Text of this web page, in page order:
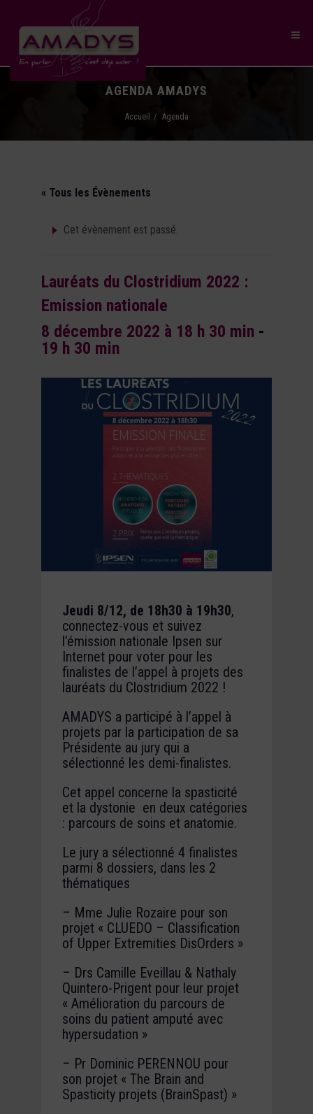
AGENDA AMADYS
Accueil Agenda
« Tous les Évènements
Cet évènement est passé.
Lauréats du Clostridium 2022 :
Emission nationale
8 décembre 2022 à 18 h 30 min -
19 h 30 min
Jeudi 8/12, de 18h30 à 19h30,
connectez-vous et suivez
l’émission nationale Ipsen sur
Internet pour voter pour les
finalistes de l’appel à projets des
lauréats du Clostridium 2022 !
AMADYS a participé à l’appel à
projets par la participation de sa
Présidente au jury qui a
sélectionné les demi-finalistes.
Cet appel concerne la spasticité
et la dystonie en deux catégories
: parcours de soins et anatomie.
Le jury a sélectionné 4 finalistes
parmi 8 dossiers, dans les 2
thématiques
– Mme Julie Rozaire pour son
projet « CLUEDO – Classification
of Upper Extremities DisOrders »
– Drs Camille Eveillau & Nathaly
Quintero-Prigent pour leur projet
« Amélioration du parcours de
soins du patient amputé avec
hypersudation »
– Pr Dominic PERENNOU pour
son projet « The Brain and
Spasticity projets (BrainSpast) »